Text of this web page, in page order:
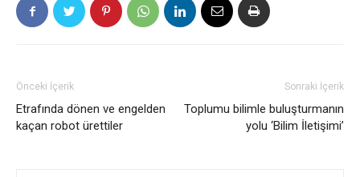
Önceki İçerik
Etrafında dönen ve engelden
kaçan robot ürettiler
Sonraki İçerik
Toplumu bilimle buluşturmanın
yolu ‘Bilim İletişimi’